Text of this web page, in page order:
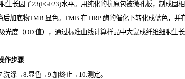
生长因子23(FGF23)水平。用纯化的抗原包被微孔板，制成固
后加底物TMB 显色。 TMB 在 HRP 酶的催化下转化成蓝色，并
光度（OD 值），通过标准曲线计算样品中大鼠成纤维细胞生
作步骤
涤→8.显色→9.加终止→10.测定。